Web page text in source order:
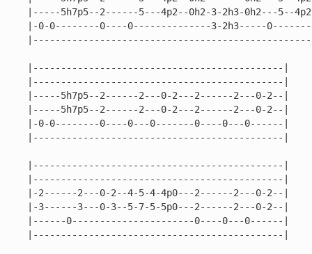
|-----5h7p5--2------5---4p2--0h2-3-2h3-0h2---5--
|-0-0--------0----0--------------3-2h3-----
|---------------------------------------------|
|---------------------------------------------|
|-----5h7p5--2------2---0-2---2------2---0-2--|
|-----5h7p5--2------2---0-2---2------2---0-2--|
|-0-0--------0----0---0-------0----0---0------|
|---------------------------------------------|
|---------------------------------------------|
|---------------------------------------------|
|-2------2---0-2--4-5-4-4p0---2------2---0-2--|
|-3------3---0-3--5-7-5-5p0---2------2---0-2--|
|------0----------------------0----0---0------|
|---------------------------------------------|